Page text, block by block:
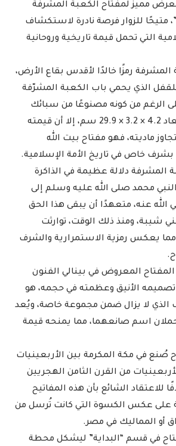
بعرض مميز لمفتاح الكعبة المشرفة
متيحًا للزوار فرصة نادرة لاستكشاف
التي تحمل قيمة تاريخية وروحانية
رمزًا خالدًا لأقدس بقاع الأرض،
الذي يحمي باب الكعبة المشرّفة
الرغم من كونه مصنوعًا من سبائك
النحاس والفضة بأبعاد 4.2 × 3.2 × 29.9 سم، إلا أن قيمته
ماديته، فهو مفتاح بيت الله
خاص في تاريخ الأمة الإسلامية.
المشرفة دلالة عظيمة في الذاكرة
النبي محمد صلى الله عليه وسلم إلى
عنه، متعهدًا أن يبقى هذا الحق
شيبة، ومنذ ذلك الوقت، توارثت
مما يعكس رمزية الاستمرارية والشرف
المفتاح المعروض في بينالي الفنون
تصميمه الأنيق وعظمته في حجمه، هو
الذي لا يزال ضمن مجموعة خاصة، ويُعد
اسم صانعهما، مما يمنحه قيمة
صُنع في مكة المكرمة بين الأربعينيات
من القرن الثامن الهجريين
1349م)، خلافًا للاعتقاد الشائع بأن هذه المفاتيح
على عكس الكسوة التي كانت تُرسل من
أو المماليك في مصر.
في قسم “البداية” ليشكل محطة